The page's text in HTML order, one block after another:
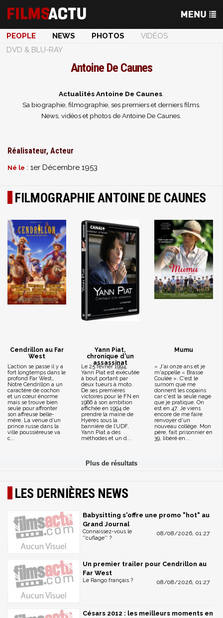
PEOPLE NEWS PHOTOS
VIDÉOS
DVD & BLU-RAY
Antoine De Caunes
Actualités Antoine De Caunes
Sa biographie, filmographie, ses premiers et derniers films.
News, vidéos et photos de Antoine De Caunes.
Réalisateur, Acteur
Né le : 1er Décembre 1953
FILMOGRAPHIE ANTOINE DE CAUNES
Cendrillon au Far
West
L’action se passe il y a
fort longtemps dans le
profond Far West…
Notre Cendrillon a un
caractère de cochon
et un cœur énorme
mais se trouve bien
seule pour affronter
son affreuse belle-
mère. La venue d’un
prince russe dans la
ville poussiéreuse va
c...
Yann Piat,
chronique d'un
assassinat
Le 25 février 1994,
Yann Piat est exécutée
à bout portant par
deux tueurs à moto.
De ses premières
victoires pour le FN en
1986 à son ambition
affichée en 1994 de
prendre la mairie de
Hyères sous la
bannière de l’UDF,
Yann Piat a des
méthodes et un d...
Mumu
« J'ai onze ans et je
m'appelle « Brasse
Coulée ». C'est le
surnom que me
donnent les copains
car c'est la seule nage
que je pratique. On
est en 47. Je viens
encore de me faire
renvoyer d'un
nouveau collège. Mon
père, fait prisonnier en
39, libéré en...
LES DERNIÈRES NEWS
Babysitting s'offre une promo "hot" au
Grand Journal
08/08/2026, 01:27
Connaissez-vous le
''cuflage'' ?
Un premier trailer pour Cendrillon au
Far West
08/08/2026, 01:27
Le Rango français ?
Césars 2012 : les meilleurs moments en